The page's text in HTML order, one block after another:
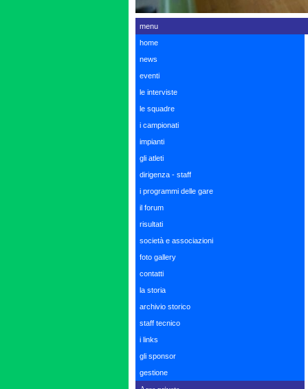
menu
home
news
eventi
le interviste
le squadre
i campionati
impianti
gli atleti
dirigenza - staff
i programmi delle gare
il forum
risultati
società e associazioni
foto gallery
contatti
la storia
archivio storico
staff tecnico
i links
gli sponsor
gestione